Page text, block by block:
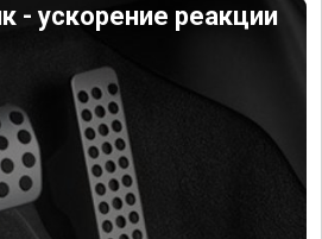
- ускорение реакции